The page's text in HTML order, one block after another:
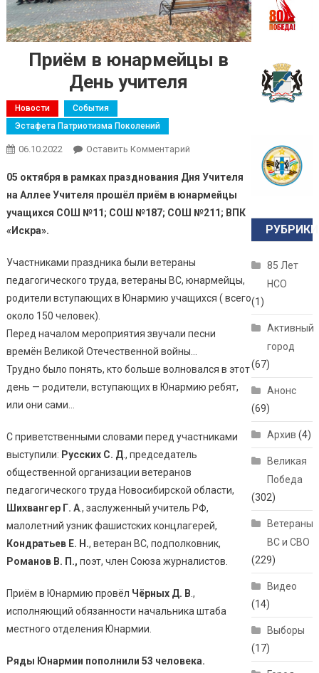
Приём в юнармейцы в
День учителя
Новости
События
Эстафета Патриотизма Поколений
06.10.2022 Оставить Комментарий
05 октября в рамках празднования Дня Учителя
на Аллее Учителя прошёл приём в юнармейцы
учащихся СОШ №11; СОШ №187; СОШ №211; ВПК
«Искра».
Участниками праздника были ветераны
педагогического труда, ветераны ВС, юнармейцы,
родители вступающих в Юнармию учащихся ( всего
около 150 человек).
Перед началом мероприятия звучали песни
времён Великой Отечественной войны…
Трудно было понять, кто больше волновался в этот
день — родители, вступающих в Юнармию ребят,
или они сами…
С приветственными словами перед участниками
выступили: Русских С. Д., председатель
общественной организации ветеранов
педагогического труда Новосибирской области,
Шихвангер Г. А., заслуженный учитель РФ,
малолетний узник фашистских концлагерей,
Кондратьев Е. Н., ветеран ВС, подполковник,
Романов В. П., поэт, член Союза журналистов.
Приём в Юнармию провёл Чёрных Д. В .,
исполняющий обязанности начальника штаба
местного отделения Юнармии.
Ряды Юнармии пополнили 53 человека.
РУБРИКИ
85 Лет
НСО
(1)
Активный
город
(67)
Анонс
(69)
Архив (4)
Великая
Победа
(302)
Ветераны
ВС и СВО
(229)
Видео
(14)
Выборы
(17)